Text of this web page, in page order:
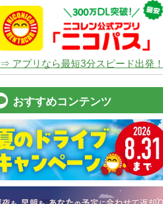
⇒ アプリなら最短3分スピード出発！
おすすめコンテンツ